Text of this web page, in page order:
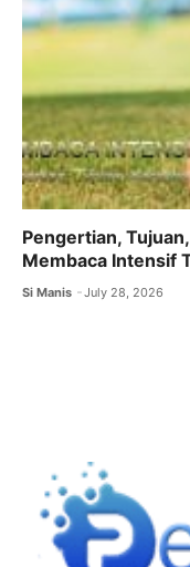
Pengertian,
Membaca Intensif
Si Manis July 28, 2026